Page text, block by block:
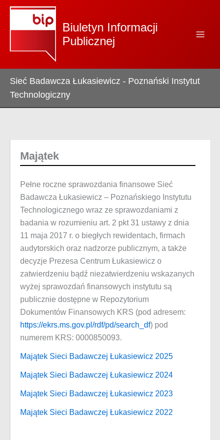
Przejdź
Biuletyn Informacji
Publicznej
Sieć Badawcza Łukasiewicz - Poznański Instytut
Technologiczny
Majątek
Pełne roczne sprawozdania finansowe Sieć
Badawcza Łukasiewicz – Poznańskiego Instytutu
Technologicznego wraz ze sprawozdaniami z
badania w rozumieniu art. 2 pkt 31 ustawy z dnia
11 maja 2017 r. o biegłych rewidentach, firmach
audytorskich oraz nadzorze publicznym, a także
decyzje Prezesa Centrum Łukasiewicz o
zatwierdzeniu bądź niezatwierdzeniu wskazanych
wyżej sprawozdań finansowych instytutu są
publicznie dostępne w Repozytorium
Dokumentów Finansowych KRS (pod adresem:
https://ekrs.ms.gov.pl/rdf/pd/search_df) pod
numerem KRS: 0000850093.
Majątek Sieci Badawczej Łukasiewicz 2025
Majątek Sieci Badawczej Łukasiewicz 2024
Majątek Sieci Badawczej Łukasiewicz 2023
Majątek Sieci Badawczej Łukasiewicz 2022